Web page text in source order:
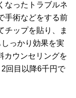
なったトラブルネ
手術などをする前
チップを貼り、ま
っかり効果を実
カウンセリングを
回目以降6千円で